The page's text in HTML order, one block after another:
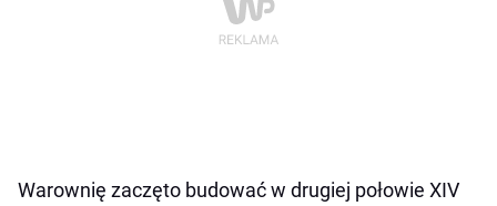
Warownię zaczęto budować w drugiej połowie XIV